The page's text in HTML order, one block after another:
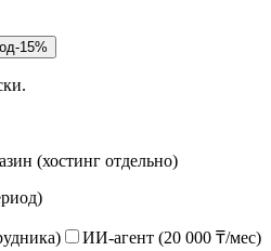
-15%
(хостинг отдельно)
ИИ-агент (20 000 ₸/мес)